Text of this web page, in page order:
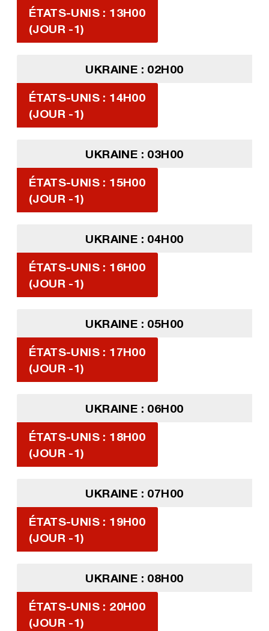
ÉTATS-UNIS : 13H00
(JOUR -1)
UKRAINE : 02H00
ÉTATS-UNIS : 14H00
(JOUR -1)
UKRAINE : 03H00
ÉTATS-UNIS : 15H00
(JOUR -1)
UKRAINE : 04H00
ÉTATS-UNIS : 16H00
(JOUR -1)
UKRAINE : 05H00
ÉTATS-UNIS : 17H00
(JOUR -1)
UKRAINE : 06H00
ÉTATS-UNIS : 18H00
(JOUR -1)
UKRAINE : 07H00
ÉTATS-UNIS : 19H00
(JOUR -1)
UKRAINE : 08H00
ÉTATS-UNIS : 20H00
(JOUR -1)